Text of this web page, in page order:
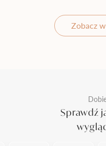
Zobacz
Sprawdź